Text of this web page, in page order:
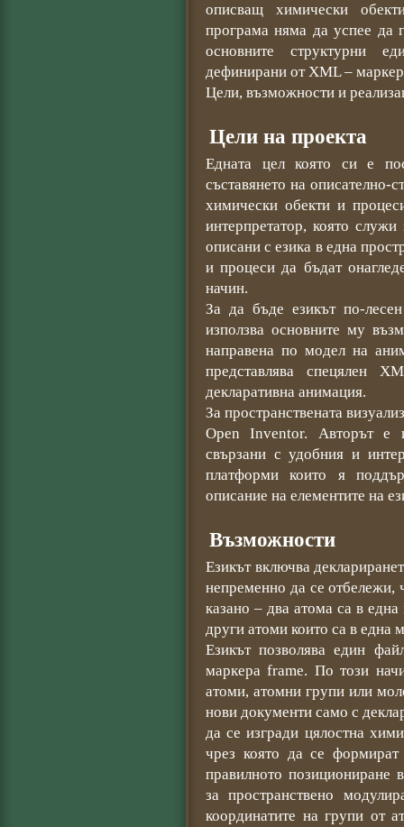
описващ химически
програма няма да успее да
основните структурни
дефинирани от XML –
Цели, възможности и
Цели на проекта
Едната цел която си е
съставянето на описателно-
химически обекти и
интерпретатор, която
описани с езика в една
и процеси да бъдат
начин.
За да бъде езикът по-
използва основните му
направена по модел на
представлява спецялен
декларативна анимация.
За пространствената
Open Inventor. Авторът е
свързани с удобния и
платформи които я
описание на елементите на
Възможности
Езикът включва
непременно да се отбележи,
казано – два атома са в
други атоми които са в една
Езикът позволява един
маркера frame. По този
атоми, атомни групи или
нови документи само с
да се изгради цялостна
чрез която да се
правилното позициониране
за пространствено
координатите на групи от